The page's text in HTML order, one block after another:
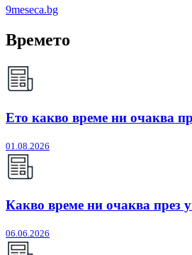
9meseca.bg
Времето
Ето какво време ни очаква
01.08.2026
Какво време ни очаква през
06.06.2026